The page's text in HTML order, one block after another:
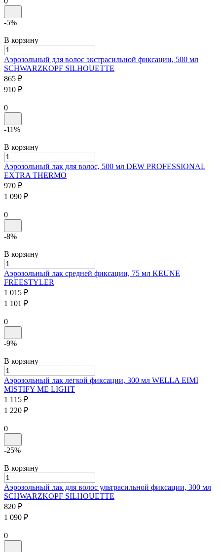
-5%
В корзину
Аэрозольный для волос экстрасильной фиксации, 500 мл
SCHWARZKOPF SILHOUETTE
865 ₽
910 ₽
0
-11%
В корзину
Аэрозольный лак для волос, 500 мл DEW PROFESSIONAL
EXTRA THERMO
970 ₽
1 090 ₽
0
-8%
В корзину
Аэрозольный лак средней фиксации, 75 мл KEUNE
FREESTYLER
1 015 ₽
1 101 ₽
0
-9%
В корзину
Аэрозольный лак легкой фиксации, 300 мл WELLA EIMI
MISTIFY ME LIGHT
1 115 ₽
1 220 ₽
0
-25%
В корзину
Аэрозольный лак для волос ультрасильной фиксации, 300 мл
SCHWARZKOPF SILHOUETTE
820 ₽
1 090 ₽
0